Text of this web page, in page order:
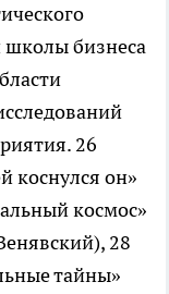
школы бизнеса
26
коснулся он»
космос»
28
тайны»